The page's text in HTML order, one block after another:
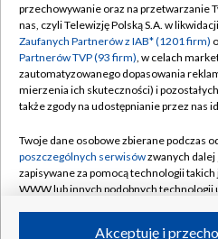
Abonament TVP
Emisja w TVP
Centrum informacji TVP
Naziemna Telewizja Cyfrowa
Rada Programowa
System NOS
Informacje o nadawcy
Polityka
Moje
przechowywanie oraz na przetwarzanie
nas, czyli Telewizję Polską S.A. w
Zaufanych Partnerów z IAB* (1201 firm)
Partnerów TVP (93 firm), w celach
zautomatyzowanego dopasowania
mierzenia ich skuteczności) i
także zgody na udostępnianie przez nas
Twoje dane osobowe zbierane podczas
poszczególnych serwisówzwanych
zapisywane za pomocą technologii
WWW lub innych podobnych
Akceptuję i